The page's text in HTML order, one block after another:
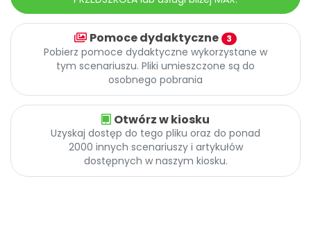
Archiwalne numery
Pomoc
Promocje
Pomoce dydaktyczne 3
Pobierz pomoce dydaktyczne wykorzystane w
tym scenariuszu. Pliki umieszczone są do
osobnego pobrania
Otwórz w kiosku
Uzyskaj dostęp do tego pliku oraz do ponad
2000 innych scenariuszy i artykułów
dostępnych w naszym kiosku.